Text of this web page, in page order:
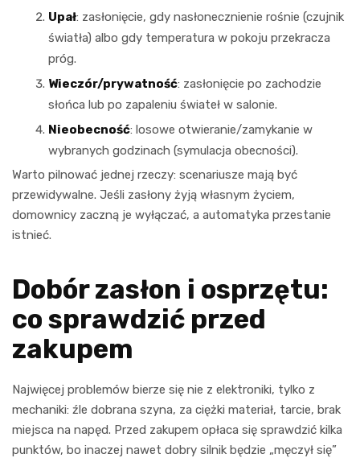
Upał: zasłonięcie, gdy nasłonecznienie rośnie (czujnik
światła) albo gdy temperatura w pokoju przekracza
próg.
Wieczór/prywatność: zasłonięcie po zachodzie
słońca lub po zapaleniu świateł w salonie.
Nieobecność: losowe otwieranie/zamykanie w
wybranych godzinach (symulacja obecności).
Warto pilnować jednej rzeczy: scenariusze mają być
przewidywalne. Jeśli zasłony żyją własnym życiem,
domownicy zaczną je wyłączać, a automatyka przestanie
istnieć.
Dobór zasłon i osprzętu:
co sprawdzić przed
zakupem
Najwięcej problemów bierze się nie z elektroniki, tylko z
mechaniki: źle dobrana szyna, za ciężki materiał, tarcie, brak
miejsca na napęd. Przed zakupem opłaca się sprawdzić kilka
punktów, bo inaczej nawet dobry silnik będzie „męczył się”